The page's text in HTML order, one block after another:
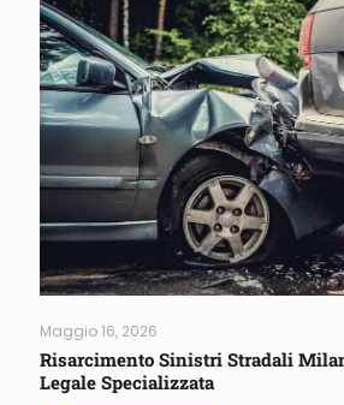
Maggio 16, 2026
Risarcimento Sinistri Stradali
Legale Specializzata